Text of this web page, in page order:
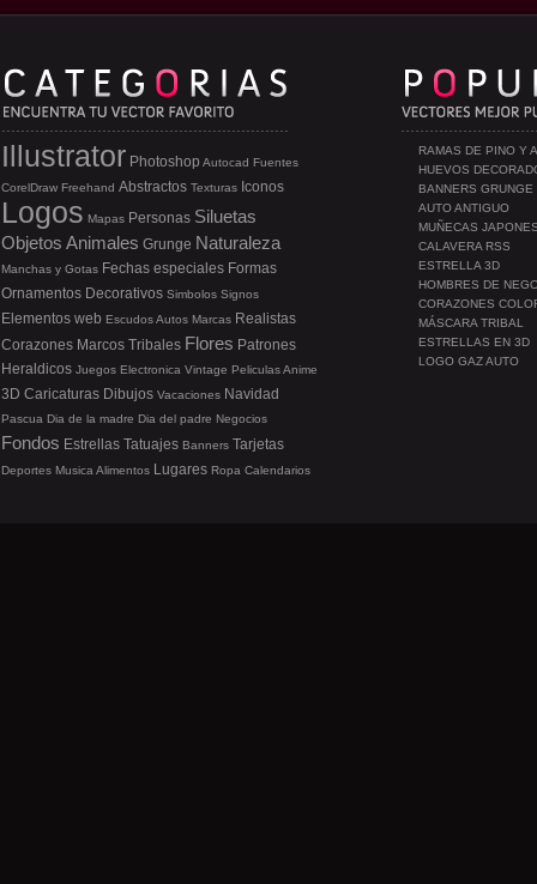
RAMAS DE PINO Y
HUEVOS
BANNERS GRUNGE
AUTO ANTIGUO
MUÑECAS
CALAVERA RSS
ESTRELLA 3D
HOMBRES DE
CORAZONES
MÁSCARA TRIBAL
ESTRELLAS EN 3D
LOGO GAZ AUTO
Illustrator Photoshop Autocad Fuentes
CorelDraw Freehand Abstractos Texturas Iconos
Logos Mapas Personas Siluetas
Objetos Animales Grunge Naturaleza
Manchas y Gotas Fechas especiales Formas
Ornamentos Decorativos Simbolos Signos
Elementos web EscudosAutos Marcas Realistas
Corazones Marcos Tribales Flores Patrones
Heraldicos Juegos Electronica Vintage PeliculasAnime
3D Caricaturas Dibujos Vacaciones Navidad
Pascua Dia de la madre Dia del padre Negocios
Fondos Estrellas Tatuajes Banners Tarjetas
Deportes Musica Alimentos Lugares Ropa Calendarios